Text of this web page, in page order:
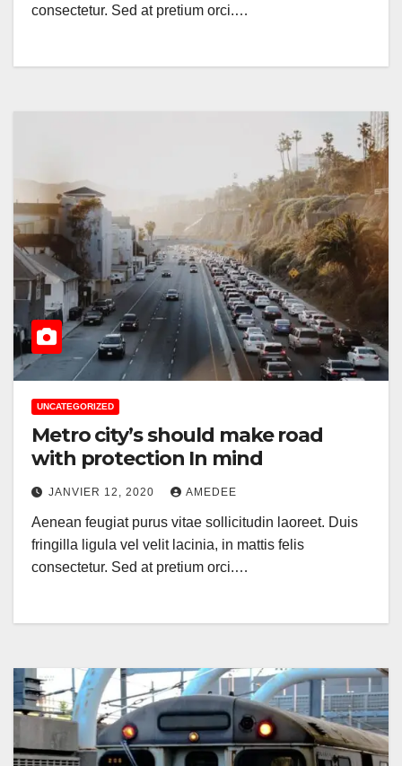
consectetur. Sed at pretium orci.…
UNCATEGORIZED
Metro city’s should make road
with protection In mind
JANVIER 12, 2020 AMEDEE
Aenean feugiat purus vitae sollicitudin laoreet. Duis
fringilla ligula vel velit lacinia, in mattis felis
consectetur. Sed at pretium orci.…